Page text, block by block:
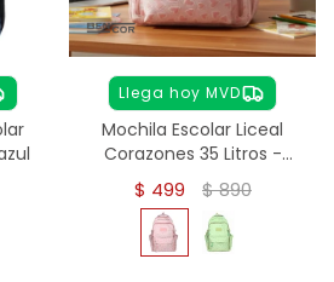
Llega hoy MVD
Mochila Escolar Liceal
Corazones 35 Litros -
ROSA
$ 499 $890